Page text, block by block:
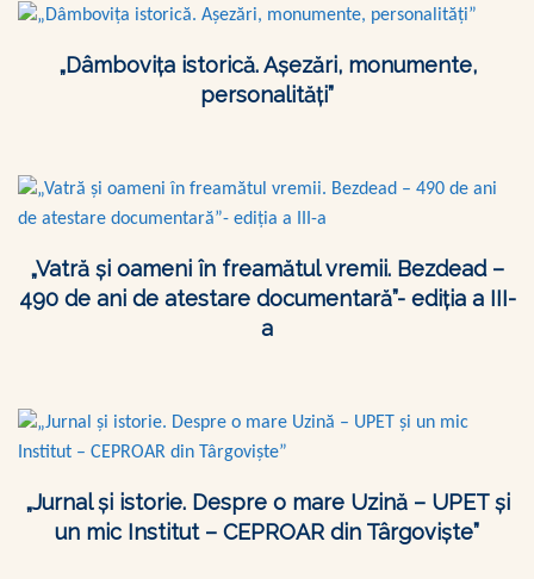
„Dâmbovița istorică. Așezări, monumente,
personalități”
„Vatră și oameni în freamătul vremii. Bezdead –
490 de ani de atestare documentară”- ediția a III-
a
„Jurnal și istorie. Despre o mare Uzină – UPET și
un mic Institut – CEPROAR din Târgoviște”